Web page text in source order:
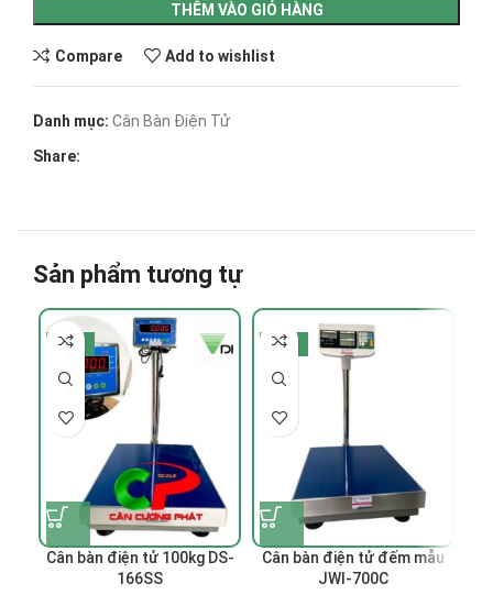
THÊM VÀO GIỎ HÀNG
Compare Add to wishlist
Danh mục: Cân Bàn Điện Tử
Share:
Sản phẩm tương tự
-20%
Cân bàn điện tử 100kg DS-
166SS
-15%
Cân bàn điện tử đếm mẫu
JWI-700C